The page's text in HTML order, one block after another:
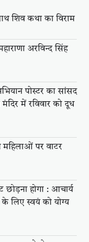
शिव कथा का विराम
अरविन्द सिंह
पोस्टर का सांसद
मंदिर में रविवार को दूध
महिलाओं पर वाटर
छोड़ना होगा : आचार्य
के लिए स्वयं को योग्य